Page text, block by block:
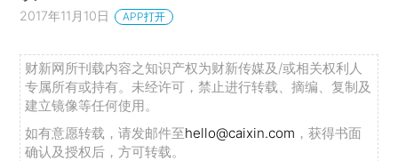
2017年11月10日 APP打开
财新网所刊载内容之知识产权为财新传媒及/或相关权利人
专属所有或持有。未经许可，禁止进行转载、摘编、复制及
建立镜像等任何使用。
如有意愿转载，请发邮件至hello@caixin.com ，获得书面
确认及授权后，方可转载。